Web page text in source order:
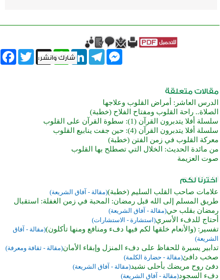
Twitter X
WhatsAppLinkedInTelegram
Messenger
الدرس العاشر: أمراض القلوب وعلاجها
الصلاة.. راحة القلوب ومفتاح الفلاح (خطبة)
سلسلة أفلا يتدبرون القرآن (1): سطوة القرآن على القلوب
سلسلة أفلا يتدبرون القرآن (4): حين جفت ينابيع القلوب
معركة القلوب في زمن الفتن (خطبة)
من مائدة الحديث: الخلال التي تصطلح بها القلوب
صوت العزيمة
علامات صاحب القلب السليم (خطبة)(مقالة - آفاق الشريعة)
طريق المسلم إلى الله قبل رمضان: المحبة في زمن الغفلة: استقبال
رمضان بقلب حي(مقالة - آفاق الشريعة)
أحتاج للدفء الأسري(استشارة - الاستشارات)
تفسير: (والأنعام خلقها لكم فيها دفء ومنافع ومنها تأكلون)(مقالة - آفاق
الشريعة)
تدابير يسيرة للحفاظ على دفء المنزل وإبقاء الأمان(مقالة - ثقافة ومعرفة)
صخب دافئ(مقالة - حضارة الكلمة)
دفئ روح مريضك بأحلى نشيد(مقالة - آفاق الشريعة)
دفء السجود(مقالة - آفاق الشريعة)